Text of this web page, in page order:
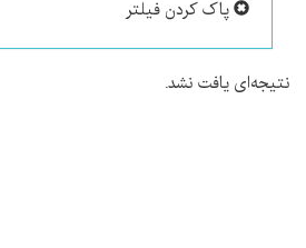
پاک کردن فیلتر
نتیجه‌ای یافت نشد.